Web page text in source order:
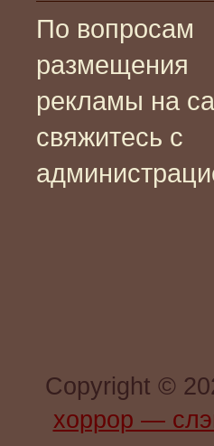
По вопросам
размещения
рекламы на
свяжитесь с
Copyright ©
хоррор —